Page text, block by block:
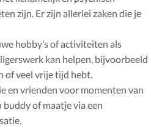
zijn. Er zijn allerlei zaken die je
hobby’s of activiteiten als
kan helpen, bijvoorbeeld
of veel vrije tijd hebt.
en vrienden voor momenten van
buddy of maatje via een